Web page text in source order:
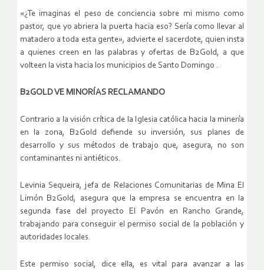
«¿Te imaginas el peso de conciencia sobre mi mismo como
pastor, que yo abriera la puerta hacia eso? Sería como llevar al
matadero a toda esta gente», advierte el sacerdote, quien insta
a quienes creen en las palabras y ofertas de B2Gold, a que
volteen la vista hacia los municipios de Santo Domingo .
B2GOLD VE MINORÍAS RECLAMANDO
Contrario a la visión crítica de la Iglesia católica hacia la minería
en la zona, B2Gold defiende su inversión, sus planes de
desarrollo y sus métodos de trabajo que, asegura, no son
contaminantes ni antiéticos.
Levinia Sequeira, jefa de Relaciones Comunitarias de Mina El
Limón B2Gold, asegura que la empresa se encuentra en la
segunda fase del proyecto El Pavón en Rancho Grande,
trabajando para conseguir el permiso social de la población y
autoridades locales.
Este permiso social, dice ella, es vital para avanzar a las